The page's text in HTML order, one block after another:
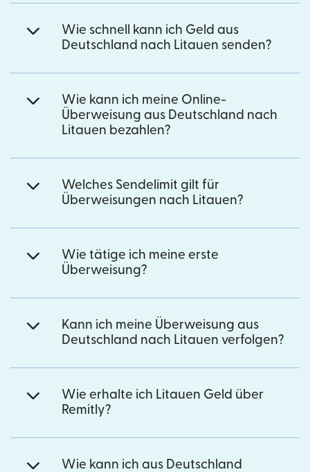
Wie schnell kann ich Geld aus
Deutschland nach Litauen senden?
Wie kann ich meine Online-
Überweisung aus Deutschland nach
Litauen bezahlen?
Welches Sendelimit gilt für
Überweisungen nach Litauen?
Wie tätige ich meine erste
Überweisung?
Kann ich meine Überweisung aus
Deutschland nach Litauen verfolgen?
Wie erhalte ich Litauen Geld über
Remitly?
Wie kann ich aus Deutschland